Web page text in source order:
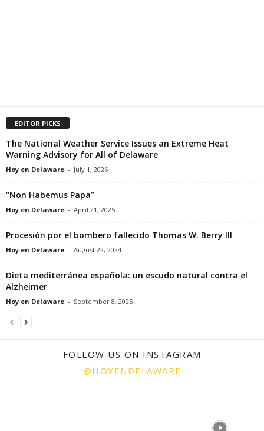
EDITOR PICKS
The National Weather Service Issues an Extreme Heat
Warning Advisory for All of Delaware
Hoy en Delaware - July 1, 2026
“Non Habemus Papa”
Hoy en Delaware - April 21, 2025
Procesión por el bombero fallecido Thomas W. Berry III
Hoy en Delaware - August 22, 2024
Dieta mediterránea española: un escudo natural contra el
Alzheimer
Hoy en Delaware - September 8, 2025
FOLLOW US ON INSTAGRAM
@HOYENDELAWARE